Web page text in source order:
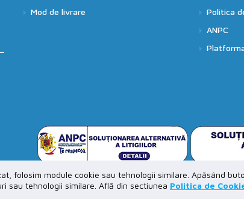
Mod de livrare
Politica
ANPC
rezervate. Powered bySeliStore
folosim module cookie sau tehnologii similare. Apăsând
sau tehnologii similare. Află din sectiunea Politica de